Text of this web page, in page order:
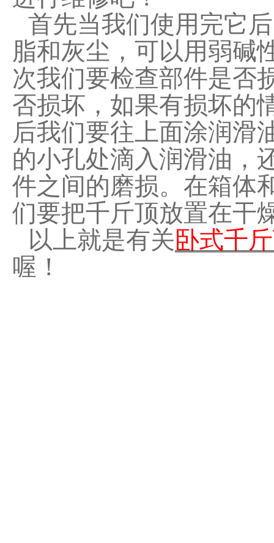
首先当我们使用完它
脂和灰尘，可以用弱碱
次我们要检查部件是否
否损坏，如果有损坏的
后我们要往上面涂润滑
的小孔处滴入润滑油，
件之间的磨损。在箱体
们要把千斤顶放置在干
以上就是有关卧式千
喔！